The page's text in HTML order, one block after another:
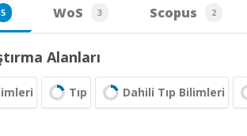
5 WoS 3 Scopus 2
Alanları
Tıp Dahili Tıp Bilimleri